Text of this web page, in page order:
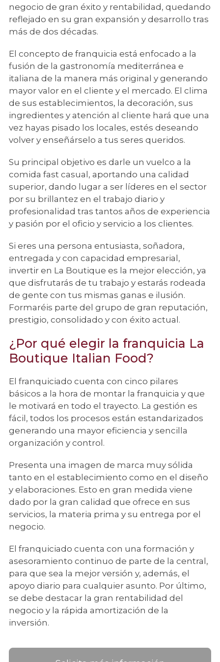
negocio de gran éxito y rentabilidad, quedando
reflejado en su gran expansión y desarrollo tras
más de dos décadas.
El concepto de franquicia está enfocado a la
fusión de la gastronomía mediterránea e
italiana de la manera más original y generando
mayor valor en el cliente y el mercado. El clima
de sus establecimientos, la decoración, sus
ingredientes y atención al cliente hará que una
vez hayas pisado los locales, estés deseando
volver y enseñárselo a tus seres queridos.
Su principal objetivo es darle un vuelco a la
comida fast casual, aportando una calidad
superior, dando lugar a ser líderes en el sector
por su brillantez en el trabajo diario y
profesionalidad tras tantos años de experiencia
y pasión por el oficio y servicio a los clientes.
Si eres una persona entusiasta, soñadora,
entregada y con capacidad empresarial,
invertir en La Boutique es la mejor elección, ya
que disfrutarás de tu trabajo y estarás rodeada
de gente con tus mismas ganas e ilusión.
Formaréis parte del grupo de gran reputación,
prestigio, consolidado y con éxito actual.
¿Por qué elegir la franquicia La
Boutique Italian Food?
El franquiciado cuenta con cinco pilares
básicos a la hora de montar la franquicia y que
le motivará en todo el trayecto. La gestión es
fácil, todos los procesos están estandarizados
generando una mayor eficiencia y sencilla
organización y control.
Presenta una imagen de marca muy sólida
tanto en el establecimiento como en el diseño
y elaboraciones. Esto en gran medida viene
dado por la gran calidad que ofrece en sus
servicios, la materia prima y su entrega por el
negocio.
El franquiciado cuenta con una formación y
asesoramiento continuo de parte de la central,
para que sea la mejor versión y, además, el
apoyo diario para cualquier asunto. Por último,
se debe destacar la gran rentabilidad del
negocio y la rápida amortización de la
inversión.